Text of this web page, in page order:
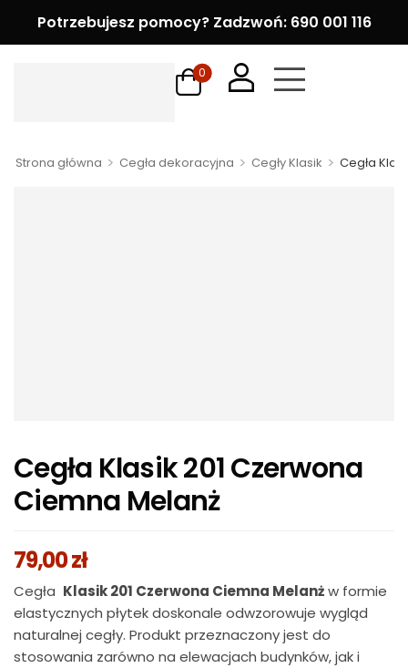
Potrzebujesz pomocy? Zadzwoń: 690 001 116
0
Strona główna > Cegła dekoracyjna > Cegły Klasik > Cegła
Cegła Klasik 201 Czerwona
Ciemna Melanż
79,00zł
Cegła Klasik 201 Czerwona Ciemna Melanżw formie
elastycznych płytek doskonale odwzorowuje wygląd
naturalnej cegły. Produkt przeznaczony jest do
stosowania zarówno na elewacjach budynków, jak i